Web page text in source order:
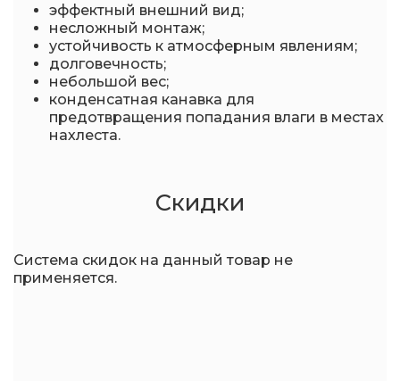
эффектный внешний вид;
несложный монтаж;
устойчивость к атмосферным явлениям;
долговечность;
небольшой вес;
конденсатная канавка для
предотвращения попадания влаги в местах
нахлеста.
Скидки
Система скидок на данный товар не
применяется.